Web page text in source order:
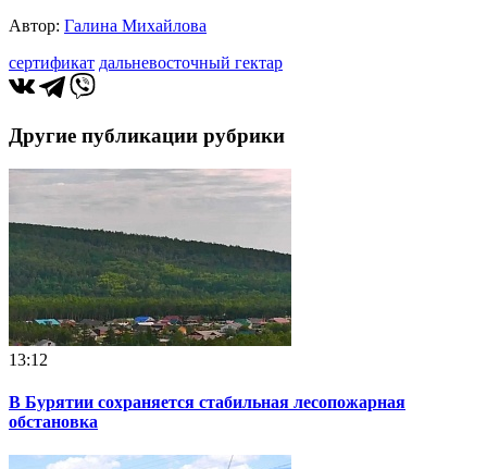
Автор: Галина Михайлова
сертификат дальневосточный гектар
Другие публикации рубрики
13:12
В Бурятии сохраняется стабильная лесопожарная
обстановка